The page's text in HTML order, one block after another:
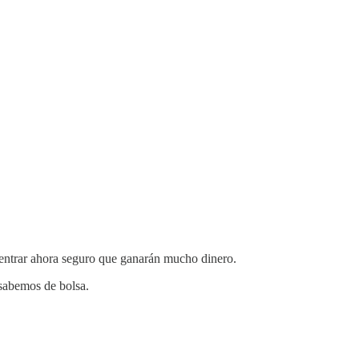
ahora seguro que ganarán mucho dinero.
de bolsa.